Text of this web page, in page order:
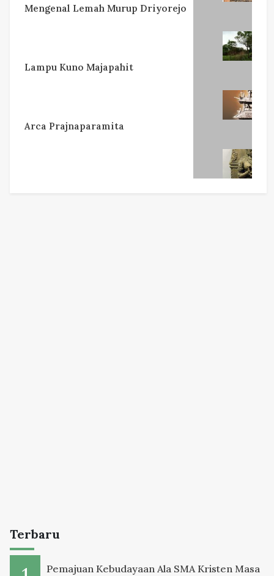
Mengenal Lemah Murup Driyorejo
Lampu Kuno Majapahit
Arca Prajnaparamita
Terbaru
Pemajuan Kebudayaan Ala SMA Kristen Masa